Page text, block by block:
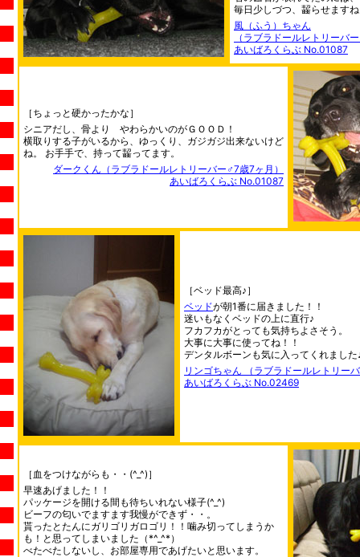
毎日少しづつ、齧らせます
風（ふう）ちゃん
（ラブラドールレトリーバ
あいばろくらぶ No.01087
［ちょっと硬かったかな］
シニアだし、骨より やわらかいのがＧＯＯＤ！
横取りする子がいるから、ゆっくり、ガジガジ出来ないけど
ね。 お手手で、持って齧ってます。
ダークくん（ラブラドールレトリーバー♂7歳7ヶ月）
あいばろくらぶ No.01087
［ベッド最高♪］
ベッドが朝1番に届きました！！
迷いもなくベッドの上に直行♪
フカフカがとっても気持ちよさそう。
大事に大事に使ってね！！
デンタルボーンも気に入ってくれました
リンゴちゃん （ラブラドールレトリー
あいばろくらぶ No.02469
［血をつけながらも・・(^_^)］
早速あげました！！
パッケージを開ける間も待ちいれない様子(^_^)
ビーフの匂いでますます我慢ができず・・。
貰ったとたんにガリゴリガロゴリ！！噛み切ってしまうか
も！と思ってしまいました（*^_^*）
べたべたしないし、お部屋専用であげたいと思います。